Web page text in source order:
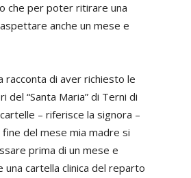
che per poter ritirare una
anche un mese e
racconta di aver richiesto le
“Santa Maria” di Terni di
– riferisce la signora –
del mese mia madre si
prima di un mese e
cartella clinica del reparto